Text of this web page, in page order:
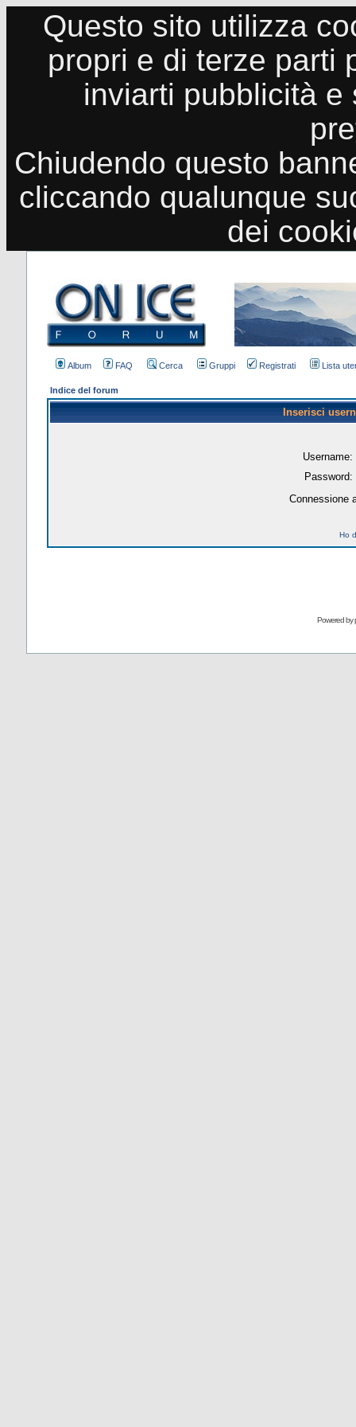
Questo sito utilizza
propri e di terze parti
inviarti pubblicità
Chiudendo questo
cliccando qualunque
dei
Album FAQ Cerca Gruppi Registrati Lista
Indice del forum
Inserisci
Username:
Password:
Connessione
Ho
Powered by